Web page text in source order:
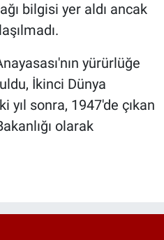
bilgisi yer aldı ancak
yürürlüğe
İkinci Dünya
yıl sonra, 1947'de çıkan
olarak